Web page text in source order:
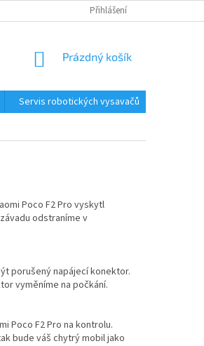
Přihlášení
NÁKUPNÍ
Prázdný košík
Servis robotických vysavačů
Poco F2 Pro vyskytl
odstraníme v
porušený napájecí konektor.
vyměníme na počkání.
Poco F2 Pro na kontrolu.
bude váš chytrý mobil jako